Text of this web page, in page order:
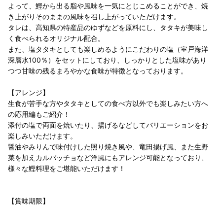
よって、鰹から出る脂や風味を一気にとじこめることができ、焼
き上がりそのままの風味を召し上がっていただけます。
タレは、高知県の特産品のゆずなどを原料にし、タタキが美味し
く食べられるオリジナル配合。
また、塩タタキとしても楽しめるようにこだわりの塩（室戸海洋
深層水100％）をセットにしており、しっかりとした塩味があり
つつ甘味の残るまろやかな食味が特徴となっております。
【アレンジ】
生食が苦手な方やタタキとしての食べ方以外でも楽しみたい方へ
の応用編もご紹介！
添付の塩で両面を焼いたり、揚げるなどしてバリエーションをお
楽しみいただけます。
醤油やみりんで味付けした照り焼き風や、竜田揚げ風、また生野
菜を加えカルパッチョなど洋風にもアレンジ可能となっており、
様々な鰹料理をご堪能いただけます！
【賞味期限】